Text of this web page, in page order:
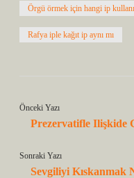
Örgü örmek için hangi ip
Rafya iple kağıt ip aynı mı
Önceki Yazı
Prezervatifle Ilişkide
Sonraki Yazı
Sevgiliyi Kıskanmak